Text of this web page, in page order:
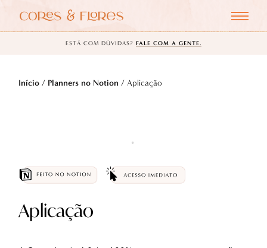
ESTÁ COM DÚVIDAS? FALE COM A GENTE.
Início / Planners no Notion / Aplicação
Aplicação